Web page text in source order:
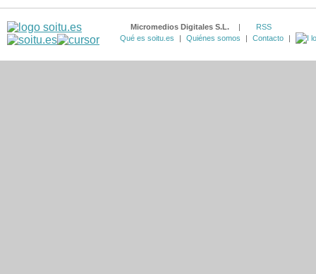
Micromedios Digitales S.L. |
RSS
Qué es soitu.es
| Quiénes somos | Contacto |